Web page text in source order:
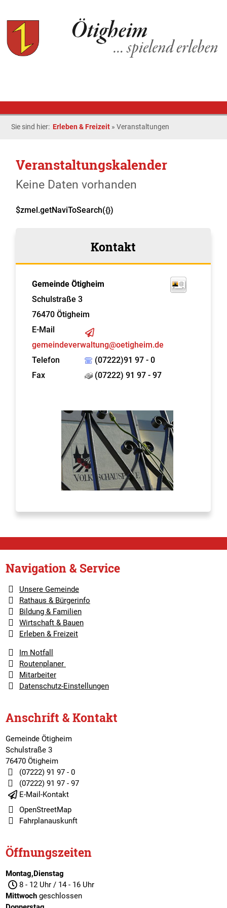
Sie sind hier: Erleben & Freizeit »Veranstaltungen
Veranstaltungskalender
Keine Daten vorhanden
$zmel.getNaviToSearch({})
Kontakt
Gemeinde Ötigheim
Schulstraße 3
76470 Ötigheim
E-Mail
gemeindeverwaltung@oetigheim.de
Telefon
(07222)91 97 - 0
Fax
(07222) 91 97 - 97
Navigation & Service
Unsere Gemeinde
Rathaus & Bürgerinfo
Bildung & Familien
Wirtschaft & Bauen
Erleben & Freizeit
Im Notfall
Routenplaner
Mitarbeiter
Datenschutz-Einstellungen
Anschrift & Kontakt
Gemeinde Ötigheim
Schulstraße 3
76470 Ötigheim
(07222) 91 97 - 0
(07222) 91 97 - 97
E-Mail-Kontakt
OpenStreetMap
Fahrplanauskunft
Öffnungszeiten
Montag,Dienstag
8 - 12 Uhr / 14 - 16 Uhr
Mittwochgeschlossen